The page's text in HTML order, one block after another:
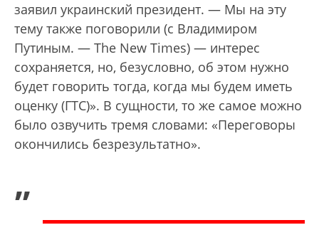
заявил украинский президент. — Мы на эту
тему также поговорили (с Владимиром
Путиным. — The New Times) — интерес
сохраняется, но, безусловно, об этом нужно
будет говорить тогда, когда мы будем иметь
оценку (ГТС)». В сущности, то же самое можно
было озвучить тремя словами: «Переговоры
окончились безрезультатно».
„